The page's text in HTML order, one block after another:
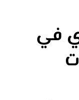
في